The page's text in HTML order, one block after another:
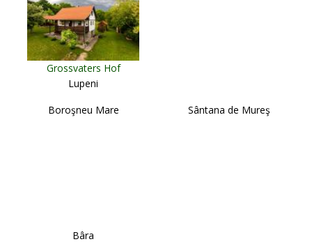
Grossvaters Hof
Lupeni
Boroşneu Mare Sântana de Mureş
Bâra